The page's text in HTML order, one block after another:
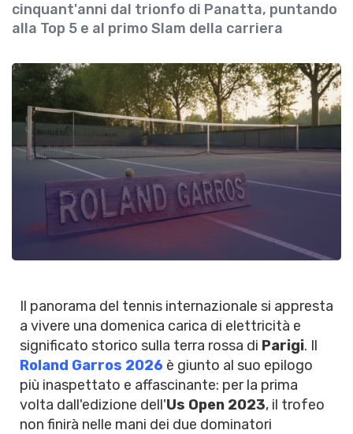
cinquant'anni dal trionfo di Panatta, puntando
alla Top 5 e al primo Slam della carriera
Il panorama del tennis internazionale si appresta
a vivere una domenica carica di elettricità e
significato storico sulla terra rossa di Parigi. Il
Roland Garros 2026 è giunto al suo epilogo
più inaspettato e affascinante: per la prima
volta dall'edizione dell'Us Open 2023, il trofeo
non finirà nelle mani dei due dominatori